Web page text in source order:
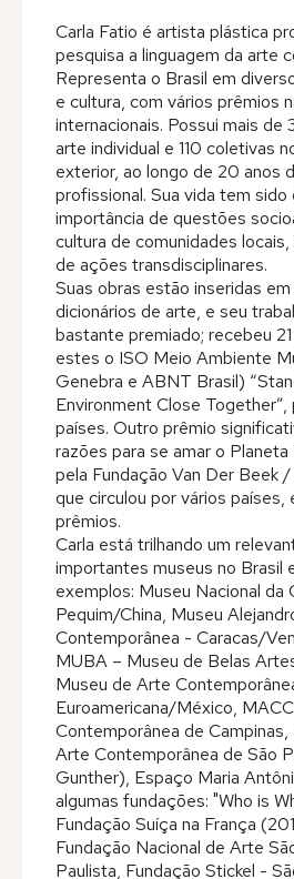
Para Artistas
Para
Editora
Na Mídia
Contato
Carla Fatio é artista plástica
pesquisa a linguagem da arte
Representa o Brasil em
e cultura, com vários prêmios
internacionais. Possui mais
arte individual e 110 coletivas
exterior, ao longo de 20 anos
profissional. Sua vida tem sido
importância de questões
cultura de comunidades
de ações transdisciplinares.
Suas obras estão inseridas
dicionários de arte, e seu
bastante premiado; recebeu
estes o ISO Meio Ambiente
Genebra e ABNT Brasil)
Environment Close Together”,
países. Outro prêmio
razões para se amar o
pela Fundação Van Der Beek
que circulou por vários países,
prêmios.
Carla está trilhando um
importantes museus no Brasil
exemplos: Museu Nacional da
Pequim/China, Museu
Contemporânea - Caracas/
MUBA – Museu de Belas
Museu de Arte
Euroamericana/México,
Contemporânea de
Arte Contemporânea de São
Gunther), Espaço Maria
algumas fundações: "Who is
Fundação Suíça na França
Fundação Nacional de Arte
Paulista, Fundação Stickel -